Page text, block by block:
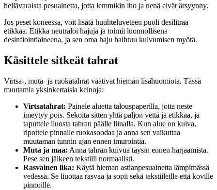
hellävaraista pesuainetta, jotta lemmikin iho ja nenä eivät ärsyynny.
Jos peset koneessa, voit lisätä huuhteluveteen puoli desilitraa
etikkaa. Etikka neutraloi hajuja ja toimii luonnollisena
desinfiointiaineena, ja sen oma haju haihtuu kuivumisen myötä.
Käsittele sitkeät tahrat
Virtsa-, muta- ja ruokatahrat vaativat hieman lisähuomiota. Tässä
muutamia yksinkertaisia keinoja:
Virtsatahrat: Painele aluetta talouspaperilla, jotta neste
imeytyy pois. Sekoita sitten yhtä paljon vettä ja etikkaa, ja
taputtele liuosta tahran päälle liinalla. Kun alue on kuiva,
ripottele pinnalle ruokasoodaa ja anna sen vaikuttaa
muutaman tunnin ajan ennen imurointia.
Muta ja maa: Anna tahran kuivua täysin ennen harjaamista.
Pese sen jälkeen tekstiili normaalisti.
Rasvainen lika: Käytä hieman astianpesuainetta lämpimässä
vedessä. Se liuottaa rasvaa ja sopii sekä tekstiileille että koville
pinnoille.